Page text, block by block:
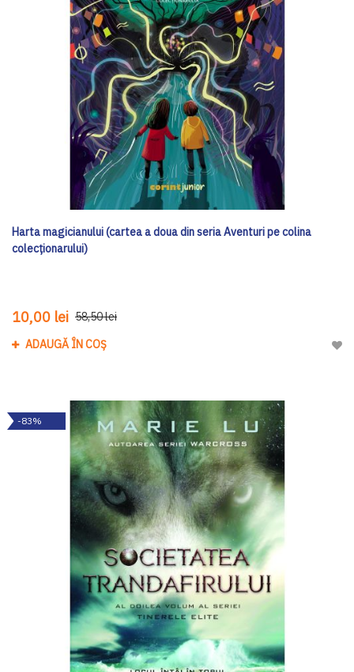
Harta magicianului (cartea a doua din seria Aventuri pe colina
colecționarului)
10,00 lei 58,50 lei
ADAUGĂ ÎN COȘ
-83%